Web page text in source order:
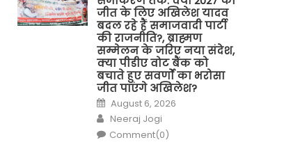
जीत के लिए अखिलेश यादव
बदल रहे हैं समाजवादी पार्टी
की राजनीति?, ब्राह्मण
सम्मेलन के जरिए नया संदेश,
क्या पीडीए वोट बैंक को
बचाते हुए सवर्णों का भरोसा
जीत पाएंगे अखिलेश?
Posted
on
August 6, 2026
Author
Neeraj Jogi
Comment(0)